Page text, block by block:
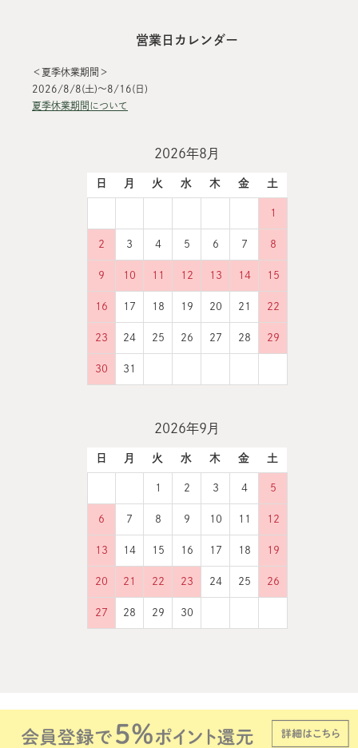
営業日カレンダー
＜夏季休業期間＞
2026/8/8(土)～8/16(日)
夏季休業期間について
2026年8月
日 月 火 水 木 金 土
1
2 3 4 5 6 7 8
9 10 11 12 13 14 15
16 17 18 19 20 21 22
23 24 25 26 27 28 29
30 31
2026年9月
日 月 火 水 木 金 土
1 2 3 4 5
6 7 8 9 10 11 12
13 14 15 16 17 18 19
20 21 22 23 24 25 26
27 28 29 30